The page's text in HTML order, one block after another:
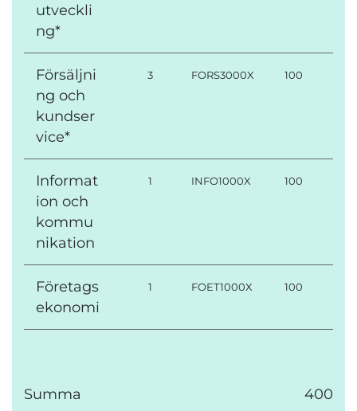
utveckli
ng*
Försäljni
ng och
kundser
vice*
3 FORS3000X 100
Informat
ion och
kommu
nikation
1 INFO1000X 100
Företags
ekonomi
1 FOET1000X 100
Summa 400